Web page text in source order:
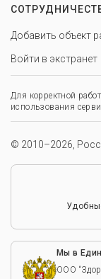
Добавить объект
Войти в экстранет
Для корректной
использования
© 2010–2026,
Мы в
ООО